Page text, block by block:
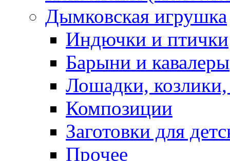
Дымковская игрушка
Индючки и птички
Барыни и кавалеры
Лошадки,
Композиции
Заготовки для
Прочее